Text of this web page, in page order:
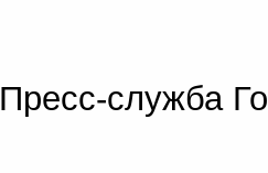
Пресс-служба